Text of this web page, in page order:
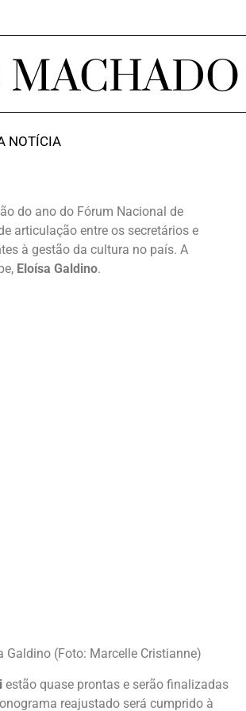
NOTÍCIA
do ano do Fórum Nacional de
articulação entre os secretários e
à gestão da cultura no país. A
Eloísa Galdino.
Galdino (Foto: Marcelle Cristianne)
estão quase prontas e serão finalizadas
reajustado será cumprido à